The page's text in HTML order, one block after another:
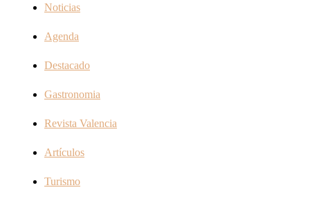
Noticias
Agenda
Destacado
Gastronomia
Revista Valencia
Artículos
Turismo